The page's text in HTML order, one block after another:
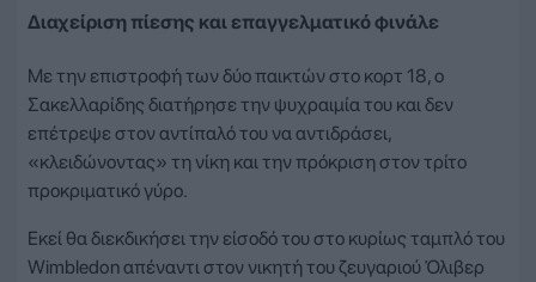
Διαχείριση πίεσης και επαγγελματικό φινάλε
Με την επιστροφή των δύο παικτών στο κορτ 18, ο
Σακελλαρίδης διατήρησε την ψυχραιμία του και δεν
επέτρεψε στον αντίπαλό του να αντιδράσει,
«κλειδώνοντας» τη νίκη και την πρόκριση στον τρίτο
προκριματικό γύρο.
Εκεί θα διεκδικήσει την είσοδό του στο κυρίως ταμπλό του
Wimbledon απέναντι στον νικητή του ζευγαριού Όλιβερ